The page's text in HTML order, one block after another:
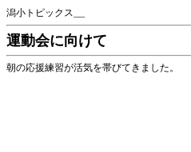
潟小トピックス__
運動会に向けて
朝の応援練習が活気を帯びてきました。